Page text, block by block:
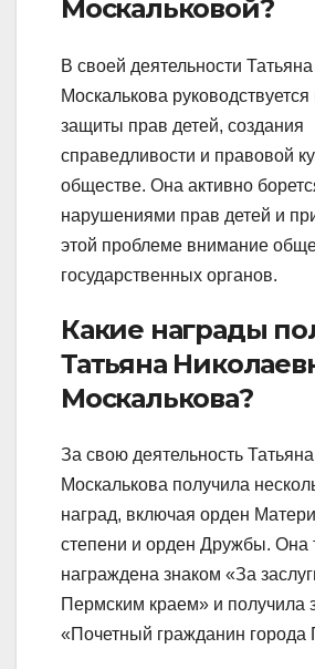
Москальковой?
В своей деятельности
Москалькова
защиты прав детей, создания
справедливости и правовой
обществе. Она активно
нарушениями прав детей и
этой проблеме внимание
государственных органов.
Какие награды
Татьяна
Москалькова?
За свою деятельность
Москалькова получила
наград, включая орден
степени и орден Дружбы. Она
награждена знаком «За
Пермским краем» и получила
«Почетный гражданин города